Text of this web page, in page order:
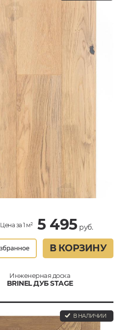
Цена за 1 м² 5 495 руб.
В КОРЗИНУ
Инженерная доска
BRINEL ДУБ STAGE
В НАЛИЧИИ